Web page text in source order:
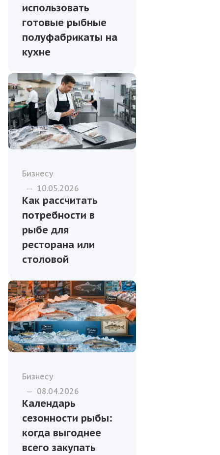
использовать
готовые рыбные
полуфабрикаты на
кухне
Бизнесу
— 10.05.2026
Как рассчитать
потребности в
рыбе для
ресторана или
столовой
Бизнесу
— 08.04.2026
Календарь
сезонности рыбы:
когда выгоднее
всего закупать